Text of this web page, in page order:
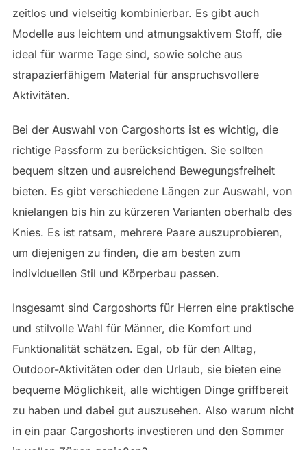
zeitlos und vielseitig kombinierbar. Es gibt auch
Modelle aus leichtem und atmungsaktivem Stoff, die
ideal für warme Tage sind, sowie solche aus
strapazierfähigem Material für anspruchsvollere
Aktivitäten.
Bei der Auswahl von Cargoshorts ist es wichtig, die
richtige Passform zu berücksichtigen. Sie sollten
bequem sitzen und ausreichend Bewegungsfreiheit
bieten. Es gibt verschiedene Längen zur Auswahl, von
knielangen bis hin zu kürzeren Varianten oberhalb des
Knies. Es ist ratsam, mehrere Paare auszuprobieren,
um diejenigen zu finden, die am besten zum
individuellen Stil und Körperbau passen.
Insgesamt sind Cargoshorts für Herren eine praktische
und stilvolle Wahl für Männer, die Komfort und
Funktionalität schätzen. Egal, ob für den Alltag,
Outdoor-Aktivitäten oder den Urlaub, sie bieten eine
bequeme Möglichkeit, alle wichtigen Dinge griffbereit
zu haben und dabei gut auszusehen. Also warum nicht
in ein paar Cargoshorts investieren und den Sommer